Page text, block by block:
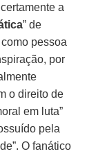
a
” de
pessoa
por
o direito de
em luta”
pela
O fanático